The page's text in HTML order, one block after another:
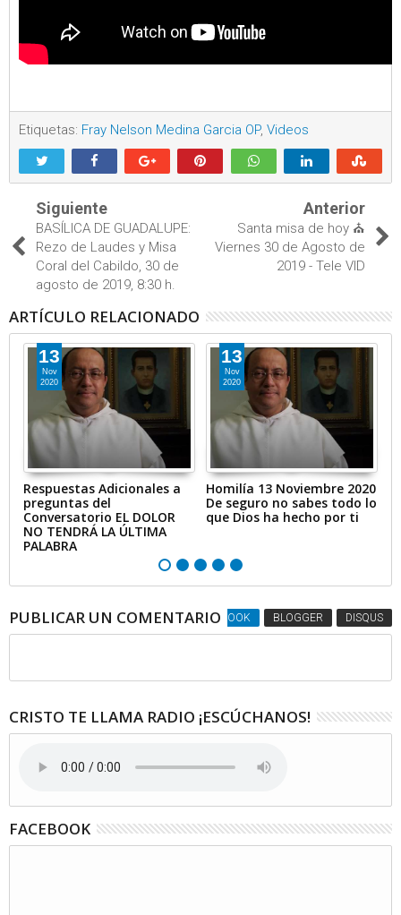
Etiquetas: Fray Nelson Medina Garcia OP, Videos
Siguiente
BASÍLICA DE GUADALUPE:
Rezo de Laudes y Misa
Coral del Cabildo, 30 de
agosto de 2019, 8:30 h.
Anterior
Santa misa de hoy ⛪
Viernes 30 de Agosto de
2019 - Tele VID
ARTÍCULO RELACIONADO
13
Nov
2020
Respuestas Adicionales a
preguntas del
Conversatorio EL DOLOR
NO TENDRÁ LA ÚLTIMA
PALABRA
13
Nov
2020
Homilía 13 Noviembre 2020
De seguro no sabes todo lo
que Dios ha hecho por ti
PUBLICAR UN COMENTARIOFACEBOOK BLOGGER DISQUS
CRISTO TE LLAMA RADIO ¡ESCÚCHANOS!
FACEBOOK